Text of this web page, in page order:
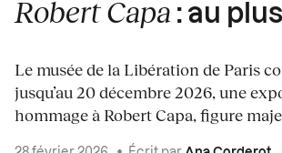
Robert Capa : au
Le musée de la Libération de Paris
jusqu’au 20 décembre 2026, une
hommage à Robert Capa, figure